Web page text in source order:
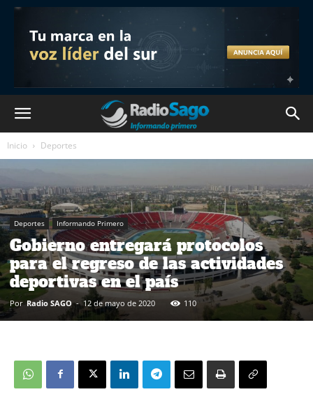
Inicio Deportes
Deportes Informando Primero
Gobierno entregará protocolos
para el regreso de las actividades
deportivas en el país
Por Radio SAGO - 12 de mayo de 2020 110